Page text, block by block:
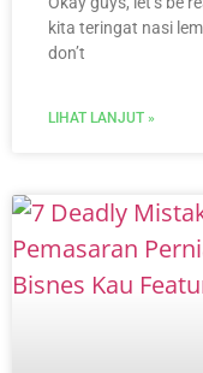
kita teringat nasi
don’t
LIHAT LANJUT »